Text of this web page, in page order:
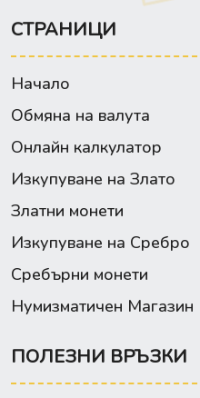
СТРАНИЦИ
Начало
Обмяна на валута
Онлайн калкулатор
Изкупуване на Злато
Златни монети
Изкупуване на Сребро
Сребърни монети
Нумизматичен Магазин
ПОЛЕЗНИ ВРЪЗКИ